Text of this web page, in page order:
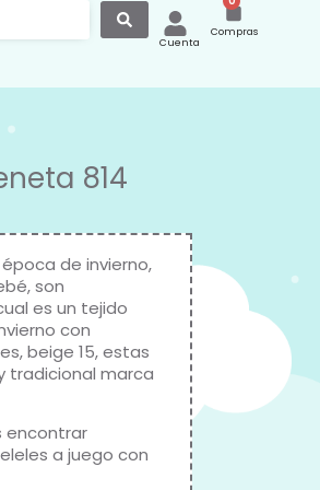
Cuenta
Compras
814
de invierno,
son
es un tejido
con
beige 15, estas
tradicional marca
encontrar
a juego con